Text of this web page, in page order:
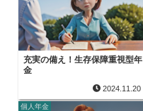
充実の備え！生存保障重視型年
金
2024.11.20
個人年金